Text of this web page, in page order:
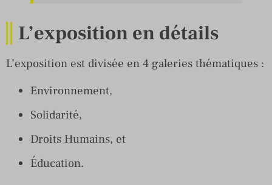
L’exposition en détails
L’exposition est divisée en 4 galeries thématiques :
Environnement,
Solidarité,
Droits Humains, et
Éducation.